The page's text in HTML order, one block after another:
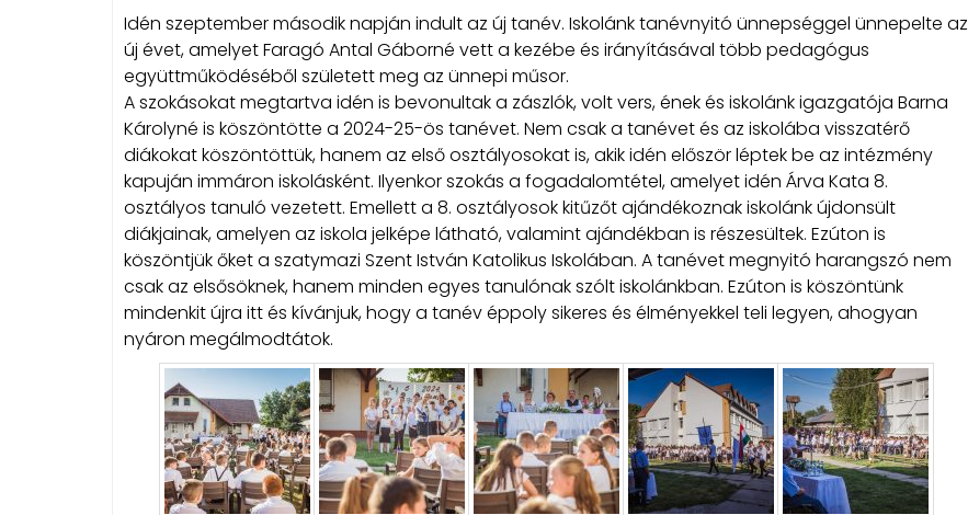
Idén szeptember második napján indult az új tanév. Iskolánk tanévnyitó ünnepséggel ünnepelte az
új évet, amelyet Faragó Antal Gáborné vett a kezébe és irányításával több pedagógus
együttműködéséből született meg az ünnepi műsor.
A szokásokat megtartva idén is bevonultak a zászlók, volt vers, ének és iskolánk igazgatója Barna
Károlyné is köszöntötte a 2024-25-ös tanévet. Nem csak a tanévet és az iskolába visszatérő
diákokat köszöntöttük, hanem az első osztályosokat is, akik idén először léptek be az intézmény
kapuján immáron iskolásként. Ilyenkor szokás a fogadalomtétel, amelyet idén Árva Kata 8.
osztályos tanuló vezetett. Emellett a 8. osztályosok kitűzőt ajándékoznak iskolánk újdonsült
diákjainak, amelyen az iskola jelképe látható, valamint ajándékban is részesültek. Ezúton is
köszöntjük őket a szatymazi Szent István Katolikus Iskolában. A tanévet megnyitó harangszó nem
csak az elsősöknek, hanem minden egyes tanulónak szólt iskolánkban. Ezúton is köszöntünk
mindenkit újra itt és kívánjuk, hogy a tanév éppoly sikeres és élményekkel teli legyen, ahogyan
nyáron megálmodtátok.